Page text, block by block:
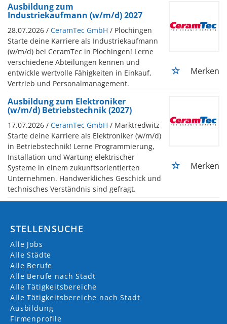
Ausbildung zum
Industriekaufmann (w/m/d) 2027
28.07.2026 / CeramTec GmbH / Plochingen
Starte deine Karriere als Industriekaufmann
(w/m/d) bei CeramTec in Plochingen! Lerne
verschiedene Abteilungen kennen und
entwickle wertvolle Fähigkeiten in Einkauf,
Vertrieb und Personalmanagement.
Merken
Ausbildung zum Elektroniker
(w/m/d) Betriebstechnik (2027)
17.07.2026 / CeramTec GmbH / Marktredwitz
Starte deine Karriere als Elektroniker (w/m/d)
in Betriebstechnik! Lerne Programmierung,
Installation und Wartung elektrischer
Systeme in einem zukunftsorientierten
Unternehmen. Handwerkliches Geschick und
technisches Verständnis sind gefragt.
Merken
STELLENSUCHE
Alle Jobs
Alle Städte
Alle Berufe
Alle Berufe nach Stadt
Alle Tätigkeitsbereiche
Alle Tätigkeitsbereiche nach Stadt
Ausbildung
Firmenprofile